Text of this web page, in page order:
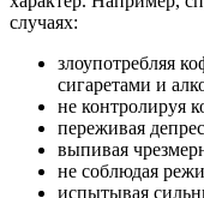
случаях:
злоупотребляя
сигаретами и
не контролируя
переживая
выпивая
не соблюдая
испытывая